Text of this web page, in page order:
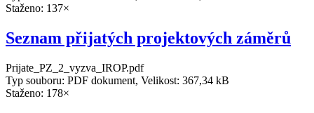
Staženo: 137×
Seznam přijatých projektových záměrů
Prijate_PZ_2_vyzva_IROP.pdf
Typ souboru: PDF dokument, Velikost: 367,34 kB
Staženo: 178×